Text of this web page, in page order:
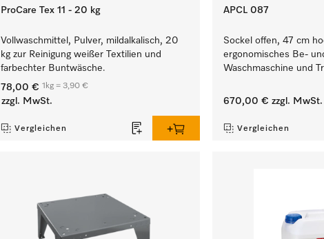
ProCare Tex 11 - 20 kg
Vollwaschmittel, Pulver, mildalkalisch, 20
kg zur Reinigung weißer Textilien und
farbechter Buntwäsche.
78,00 € 1kg = 3,90 €
zzgl. MwSt.
Vergleichen
APCL 087
Sockel offen, 47 cm
ergonomisches Be-
Waschmaschine und
670,00 € zzgl. MwSt.
Vergleichen